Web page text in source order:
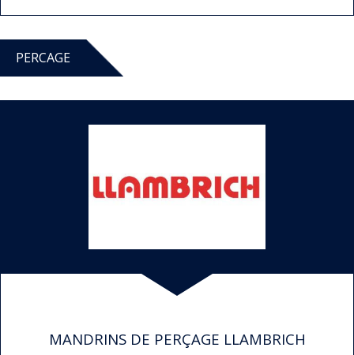
PERCAGE
MANDRINS DE PERÇAGE LLAMBRICH